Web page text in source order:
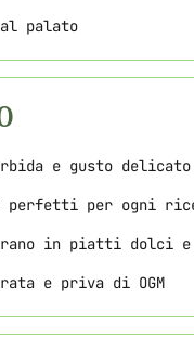
palato
e gusto delicato
perfetti per ogni
in piatti dolci
e priva di OGM